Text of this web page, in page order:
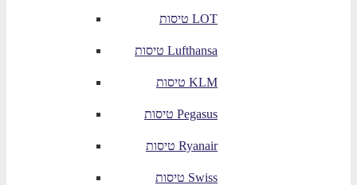
טיסות LOT
טיסות Lufthansa
טיסות KLM
טיסות Pegasus
טיסות Ryanair
טיסות Swiss